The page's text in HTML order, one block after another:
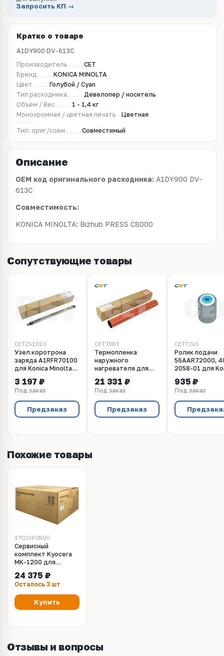
Запросить КП →
Кратко о товаре
A1DY900 DV-613C
Производитель
CET
Бренд
KONICA MINOLTA
Цвет
Голубой / Cyan
Тип расходника
Девелопер / носитель
Объём / Вес
1 - 1,4 кг
Монохромная / цветная печать
Цветная
Тип: ориг/совм Совместимый
Описание
OEM код оригинального расходника: A1DY900 DV-
613C
Совместимость:
KONICA MINOLTA: Bizhub PRESS C8000
Сопутствующие товары
CET251010
Узел коротрона
заряда A1RFR70100
для Konica Minolta
(CET), CET251010
3 197 ₽
Под заказ
Предзаказ
CET7083
Термопленка
наружного
нагревателя для
Bizhub PRESS C8000
(CET), CET7083
21 331 ₽
Под заказ
Предзаказ
CET7265
Ролик подачи
56AAR72000,
2058-01 для
600/750,
(CET), CET7265
935 ₽
Под заказ
Похожие товары
1702VP0RU0
Сервисный
комплект Kyocera
MK-1200 для
P2335dw, M2235dn,
M2735dn, M2835dw
24 375 ₽
Осталось 3 шт
Купить
Отзывы и вопросы